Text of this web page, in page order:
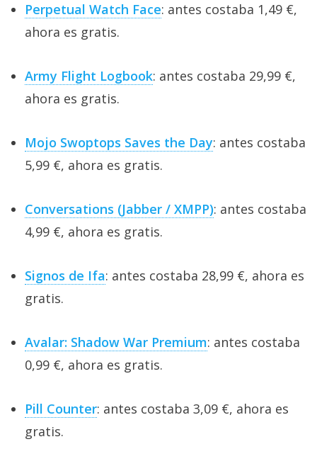
Perpetual Watch Face: antes costaba 1,49 €,
ahora es gratis.
Army Flight Logbook: antes costaba 29,99 €,
ahora es gratis.
Mojo Swoptops Saves the Day: antes costaba
5,99 €, ahora es gratis.
Conversations (Jabber / XMPP): antes costaba
4,99 €, ahora es gratis.
Signos de Ifa: antes costaba 28,99 €, ahora es
gratis.
Avalar: Shadow War Premium: antes costaba
0,99 €, ahora es gratis.
Pill Counter: antes costaba 3,09 €, ahora es
gratis.